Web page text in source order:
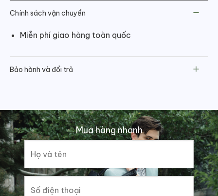
Chính sách vận chuyển
Miễn phí giao hàng toàn quốc
Bảo hành và đổi trả
Mua hàng nhanh